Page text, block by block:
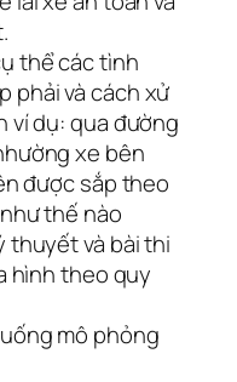
thể các tình
phải và cách xử
ví dụ: qua đường
xe bên
được sắp theo
thế nào
thuyết và bài thi
hình theo quy
mô phỏng